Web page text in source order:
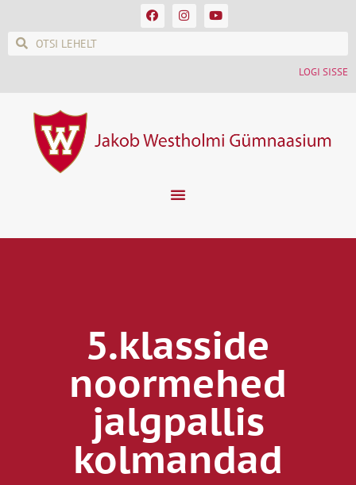
LOGI SISSE
5.klasside
noormehed
jalgpallis
kolmandad